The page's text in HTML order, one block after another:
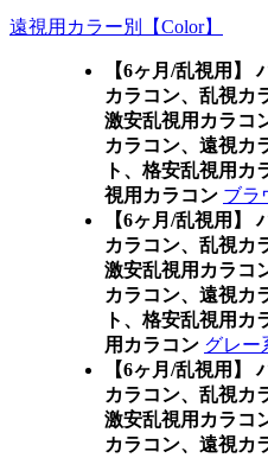
遠視用カラー別【Color】
【6ヶ月/乱視用】
カラコン、乱視カ
激安乱視用カラコ
カラコン、遠視カ
ト、格安乱視用カ
視用カラコン ブラ
【6ヶ月/乱視用】
カラコン、乱視カ
激安乱視用カラコ
カラコン、遠視カ
ト、格安乱視用カ
用カラコン グレー
【6ヶ月/乱視用】
カラコン、乱視カ
激安乱視用カラコ
カラコン、遠視カ